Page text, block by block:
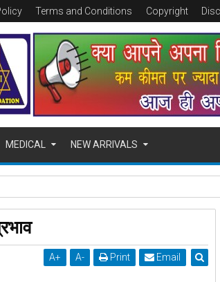
Terms and Conditions Copyright
MEDICAL NEW ARRIVALS
बाद इतनी देर में होगा अनलॉक
A+ A- Print Email